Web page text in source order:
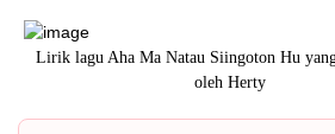
Lirik lagu Aha Ma Natau Siingoton Hu
oleh Herty